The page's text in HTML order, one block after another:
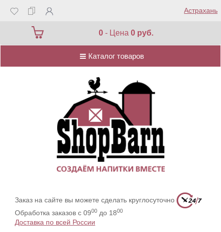
Астрахань
0 - Цена0 руб.
Каталог товаров
Каталог товаров
Заказ на сайте вы можете сделать круглосуточно
Обработка заказов с 0900 до 1800
Доставка по всей России